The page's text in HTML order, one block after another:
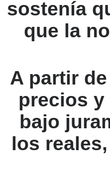
sostenía
que la
A partir
precios y
bajo
los